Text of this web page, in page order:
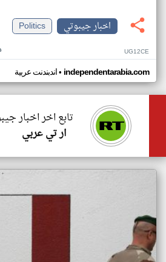
اخبار جيبوتي
Politics
UG12CE
اندبندنت عربية• independentarabia.com
تابع اخر اخبار
ار تي عربي